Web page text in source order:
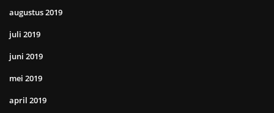
augustus 2019
juli 2019
juni 2019
mei 2019
april 2019